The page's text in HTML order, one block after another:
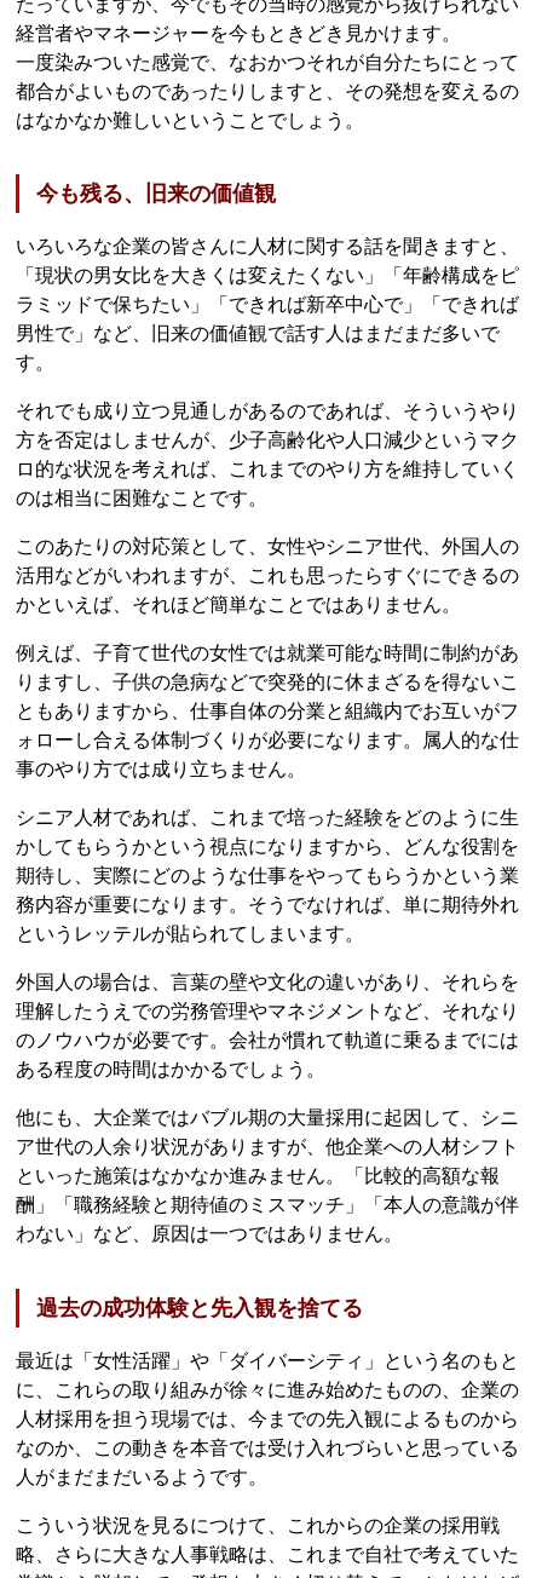
たっていますが、今でもその当時の感覚から抜けられない
経営者やマネージャーを今もときどき見かけます。
一度染みついた感覚で、なおかつそれが自分たちにとって
都合がよいものであったりしますと、その発想を変えるの
はなかなか難しいということでしょう。
今も残る、旧来の価値観
いろいろな企業の皆さんに人材に関する話を聞きますと、
「現状の男女比を大きくは変えたくない」「年齢構成をピ
ラミッドで保ちたい」「できれば新卒中心で」「できれば
男性で」など、旧来の価値観で話す人はまだまだ多いで
す。
それでも成り立つ見通しがあるのであれば、そういうやり
方を否定はしませんが、少子高齢化や人口減少というマク
ロ的な状況を考えれば、これまでのやり方を維持していく
のは相当に困難なことです。
このあたりの対応策として、女性やシニア世代、外国人の
活用などがいわれますが、これも思ったらすぐにできるの
かといえば、それほど簡単なことではありません。
例えば、子育て世代の女性では就業可能な時間に制約があ
りますし、子供の急病などで突発的に休まざるを得ないこ
ともありますから、仕事自体の分業と組織内でお互いがフ
ォローし合える体制づくりが必要になります。属人的な仕
事のやり方では成り立ちません。
シニア人材であれば、これまで培った経験をどのように生
かしてもらうかという視点になりますから、どんな役割を
期待し、実際にどのような仕事をやってもらうかという業
務内容が重要になります。そうでなければ、単に期待外れ
というレッテルが貼られてしまいます。
外国人の場合は、言葉の壁や文化の違いがあり、それらを
理解したうえでの労務管理やマネジメントなど、それなり
のノウハウが必要です。会社が慣れて軌道に乗るまでには
ある程度の時間はかかるでしょう。
他にも、大企業ではバブル期の大量採用に起因して、シニ
ア世代の人余り状況がありますが、他企業への人材シフト
といった施策はなかなか進みません。「比較的高額な報
酬」「職務経験と期待値のミスマッチ」「本人の意識が伴
わない」など、原因は一つではありません。
過去の成功体験と先入観を捨てる
最近は「女性活躍」や「ダイバーシティ」という名のもと
に、これらの取り組みが徐々に進み始めたものの、企業の
人材採用を担う現場では、今までの先入観によるものから
なのか、この動きを本音では受け入れづらいと思っている
人がまだまだいるようです。
こういう状況を見るにつけて、これからの企業の採用戦
略、さらに大きな人事戦略は、これまで自社で考えていた